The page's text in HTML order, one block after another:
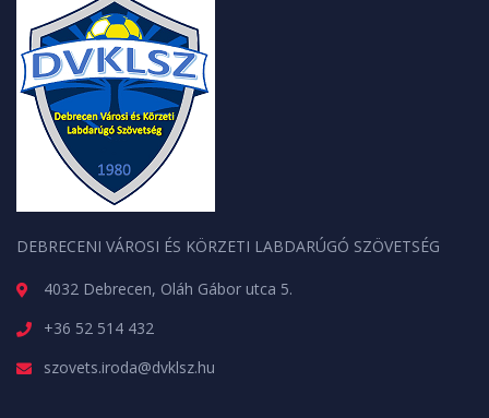
DEBRECENI VÁROSI ÉS KÖRZETI LABDARÚGÓ SZÖVETSÉG
4032 Debrecen, Oláh Gábor utca 5.
+36 52 514 432
szovets.iroda@dvklsz.hu